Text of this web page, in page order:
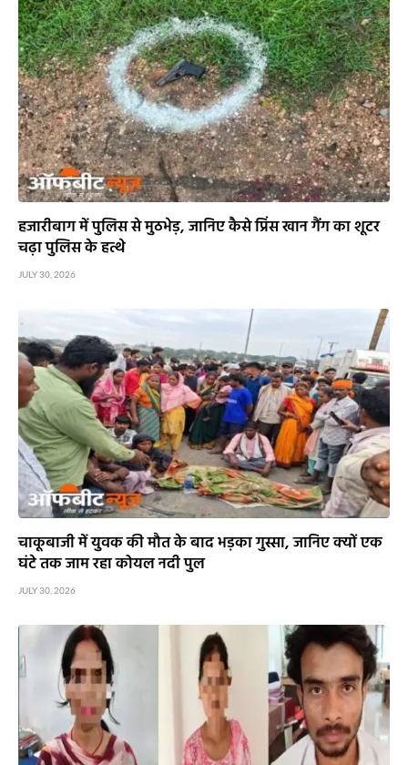
हजारीबाग में पुलिस से मुठभेड़, जानिए कैसे प्रिंस खान गैंग का शूटर
चढ़ा पुलिस के हत्थे
JULY 30, 2026
चाकूबाजी में युवक की मौत के बाद भड़का गुस्सा, जानिए क्यों एक
घंटे तक जाम रहा कोयल नदी पुल
JULY 30, 2026